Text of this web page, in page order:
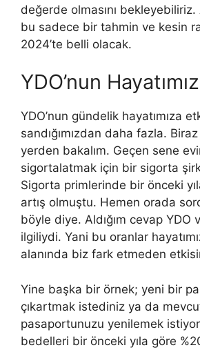
değerde olmasını
bu sadece bir tahmin ve kesin
2024’te belli olacak.
YDO’nun
YDO’nun gündelik hayatımıza
sandığımızdan daha fazla.
yerden bakalım. Geçen sene
sigortalatmak için bir sigorta
Sigorta primlerinde bir önceki
artış olmuştu. Hemen orada
böyle diye. Aldığım cevap YDO
ilgiliydi. Yani bu oranlar
alanında biz fark etmeden
Yine başka bir örnek; yeni bir
çıkartmak istediniz ya da
pasaportunuzu yenilemek
bedelleri bir önceki yıla göre